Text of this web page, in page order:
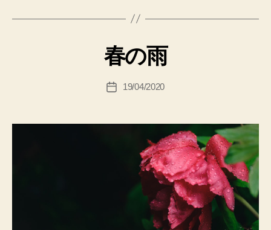
春の雨
投
19/04/2020